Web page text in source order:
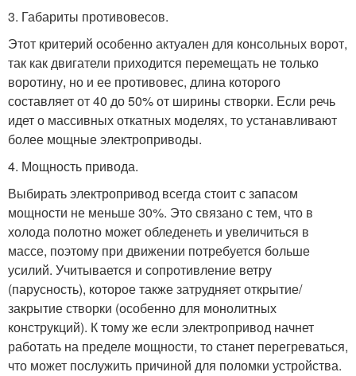
3. Габариты противовесов.
Этот критерий особенно актуален для консольных ворот,
так как двигатели приходится перемещать не только
воротину, но и ее противовес, длина которого
составляет от 40 до 50% от ширины створки. Если речь
идет о массивных откатных моделях, то устанавливают
более мощные электроприводы.
4. Мощность привода.
Выбирать электропривод всегда стоит с запасом
мощности не меньше 30%. Это связано с тем, что в
холода полотно может обледенеть и увеличиться в
массе, поэтому при движении потребуется больше
усилий. Учитывается и сопротивление ветру
(парусность), которое также затрудняет открытие/
закрытие створки (особенно для монолитных
конструкций). К тому же если электропривод начнет
работать на пределе мощности, то станет перегреваться,
что может послужить причиной для поломки устройства.